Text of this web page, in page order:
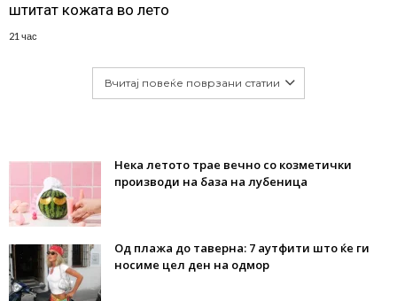
штитат кожата во лето
21 час
Вчитај повеќе поврзани статии
Нека летото трае вечно со козметички
производи на база на лубеница
Од плажа до таверна: 7 аутфити што ќе ги
носиме цел ден на одмор